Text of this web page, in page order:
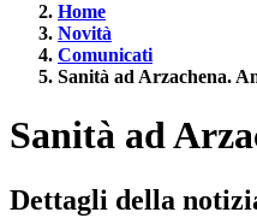
Home
Novità
Comunicati
Sanità ad Arzachena.
Sanità ad
Dettagli della